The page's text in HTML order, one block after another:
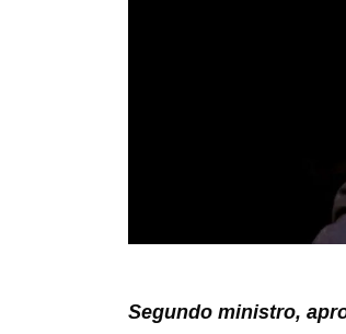
Segundo ministro,